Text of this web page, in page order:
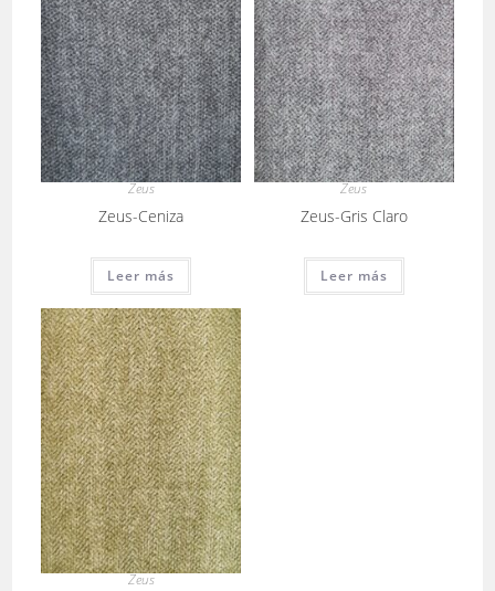
Zeus
Zeus-Ceniza
Leer más
Zeus
Zeus-Gris Claro
Leer más
Zeus